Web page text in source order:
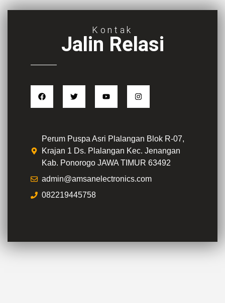
Kontak
Jalin Relasi
Perum Puspa Asri Plalangan Blok R-07,
Krajan 1 Ds. Plalangan Kec. Jenangan
Kab. Ponorogo JAWA TIMUR 63492
admin@amsanelectronics.com
082219445758